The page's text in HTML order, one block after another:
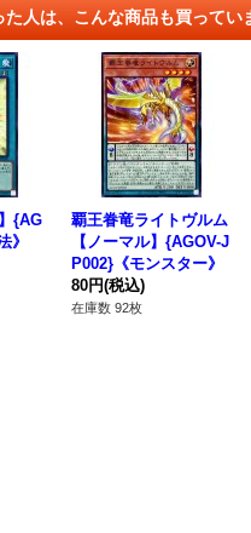
た人は、こんな商品も買ってい
{AG
》
覇王眷竜ライトヴルム
【ノーマル】{AGOV-J
P002}《モンスター》
80円(税込)
在庫数 92枚